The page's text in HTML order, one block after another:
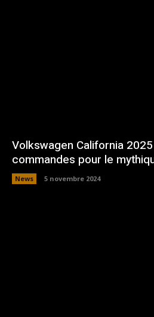
Volkswagen California
commandes pour le
News 5 novembre 2024